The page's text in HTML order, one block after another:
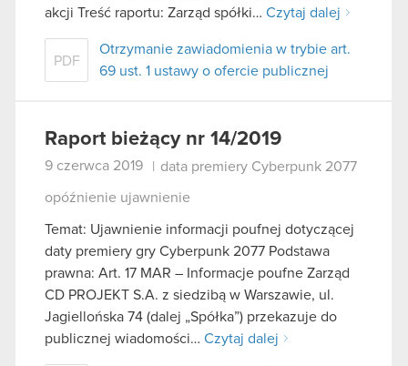
akcji Treść raportu: Zarząd spółki… Czytaj dalej
PDF
Otrzymanie zawiadomienia w trybie art.
69 ust. 1 ustawy o ofercie publicznej
Raport bieżący nr 14/2019
9 czerwca 2019 data premiery Cyberpunk 2077
opóźnienie ujawnienie
Temat: Ujawnienie informacji poufnej dotyczącej
daty premiery gry Cyberpunk 2077 Podstawa
prawna: Art. 17 MAR – Informacje poufne Zarząd
CD PROJEKT S.A. z siedzibą w Warszawie, ul.
Jagiellońska 74 (dalej „Spółka”) przekazuje do
publicznej wiadomości… Czytaj dalej